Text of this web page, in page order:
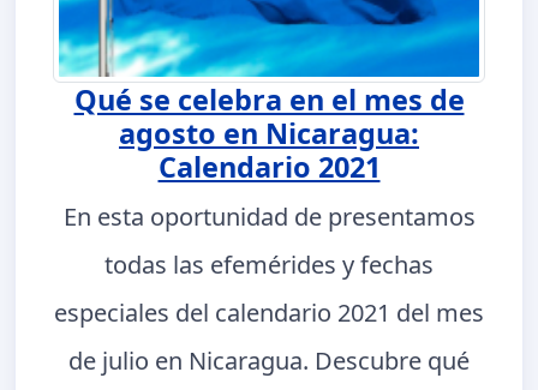
Qué se celebra en el mes de
agosto en Nicaragua:
Calendario 2021
En esta oportunidad de presentamos
todas las efemérides y fechas
especiales del calendario 2021 del mes
de julio en Nicaragua. Descubre qué